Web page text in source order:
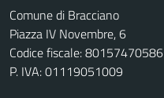
Comune di Bracciano
Piazza IV Novembre, 6
Codice fiscale: 80157470586
P. IVA: 01119051009